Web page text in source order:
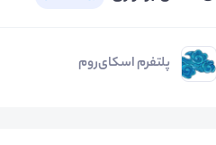
پلتفرم اسکای‌روم